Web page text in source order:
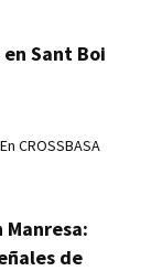
Sant Boi
CROSSBASA
de